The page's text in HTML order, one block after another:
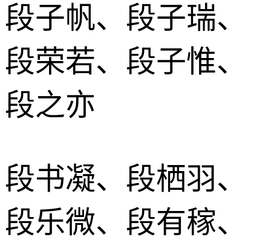
段子帆、段子瑞、
段荣若、段子惟、
段之亦
段书凝、段栖羽、
段乐微、段有稼、